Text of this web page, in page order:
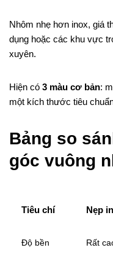
Nhôm nhẹ hơn inox, giá
dụng hoặc các khu vực
xuyên.
Hiện có 3 màu cơ bản:
một kích thước tiêu
Bảng so
góc vuông
Tiêu chí Nẹp
Độ bền Rất